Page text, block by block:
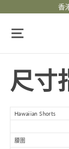
過
香
尺寸
Hawaiian Shorts
腰圍